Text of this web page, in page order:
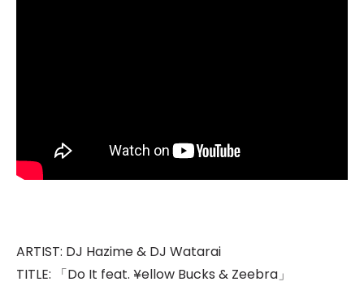
ARTIST: DJ Hazime & DJ Watarai
TITLE: 「Do It feat. ¥ellow Bucks & Zeebra」